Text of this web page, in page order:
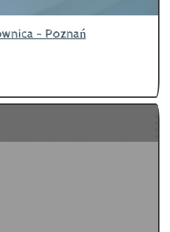
- Poznań